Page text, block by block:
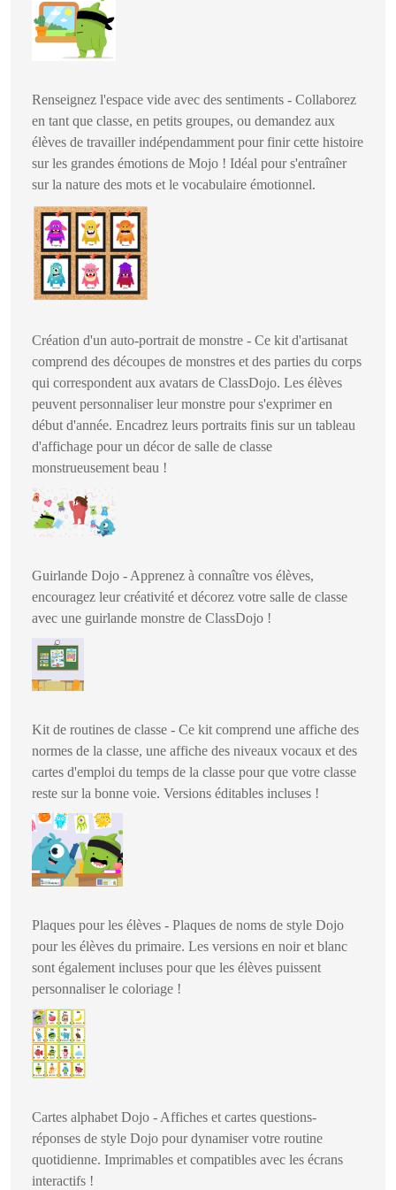
Renseignez l'espace vide avec des sentiments - Collaborez
en tant que classe, en petits groupes, ou demandez aux
élèves de travailler indépendamment pour finir cette histoire
sur les grandes émotions de Mojo ! Idéal pour s'entraîner
sur la nature des mots et le vocabulaire émotionnel.
Création d'un auto-portrait de monstre - Ce kit d'artisanat
comprend des découpes de monstres et des parties du corps
qui correspondent aux avatars de ClassDojo. Les élèves
peuvent personnaliser leur monstre pour s'exprimer en
début d'année. Encadrez leurs portraits finis sur un tableau
d'affichage pour un décor de salle de classe
monstrueusement beau !
Guirlande Dojo - Apprenez à connaître vos élèves,
encouragez leur créativité et décorez votre salle de classe
avec une guirlande monstre de ClassDojo !
Kit de routines de classe - Ce kit comprend une affiche des
normes de la classe, une affiche des niveaux vocaux et des
cartes d'emploi du temps de la classe pour que votre classe
reste sur la bonne voie. Versions éditables incluses !
Plaques pour les élèves - Plaques de noms de style Dojo
pour les élèves du primaire. Les versions en noir et blanc
sont également incluses pour que les élèves puissent
personnaliser le coloriage !
Cartes alphabet Dojo - Affiches et cartes questions-
réponses de style Dojo pour dynamiser votre routine
quotidienne. Imprimables et compatibles avec les écrans
interactifs !